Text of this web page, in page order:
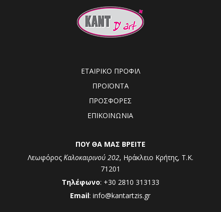
ΕΤΑΙΡΙΚΟ ΠΡΟΦΙΛ
ΠΡΟΪΟΝΤΑ
ΠΡΟΣΦΟΡΕΣ
ΕΠΙΚΟΙΝΩΝΙΑ
ΠΟΥ ΘΑ ΜΑΣ ΒΡΕΙΤΕ
Λεωφόρος Καλοκαιρινού 202, Ηράκλειο Κρήτης, Τ.Κ.
71201
Τηλέφωνο: +30 2810 313133
Email: info@kantartzis.gr